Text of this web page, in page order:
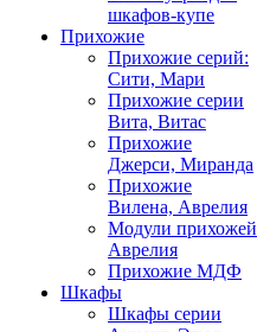
шкафов-купе
Прихожие
Прихожие серий:
Сити, Мари
Прихожие серии
Вита, Витас
Прихожие
Джерси, Миранда
Прихожие
Вилена, Аврелия
Модули прихожей
Аврелия
Прихожие МДФ
Шкафы
Шкафы серии